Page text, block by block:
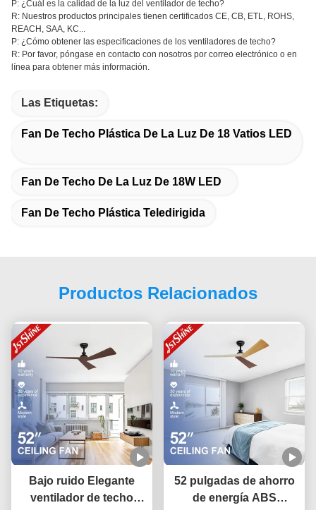
P: ¿Cuál es la calidad de la luz del ventilador de techo?
R: Nuestros productos principales tienen certificados CE, CB, ETL, ROHS,
REACH, SAA, KC...
P: ¿Cómo obtener las especificaciones de los ventiladores de techo?
R: Por favor, póngase en contacto con nosotros por correo electrónico o en
línea para obtener más información.
Las Etiquetas:
Fan De Techo Plástica De La Luz De 18 Vatios LED
Fan De Techo De La Luz De 18W LED
Fan De Techo Plástica Teledirigida
Productos Relacionados
Bajo ruido Elegante
ventilador de techo
52 pulgadas de ahorro
de energía ABS